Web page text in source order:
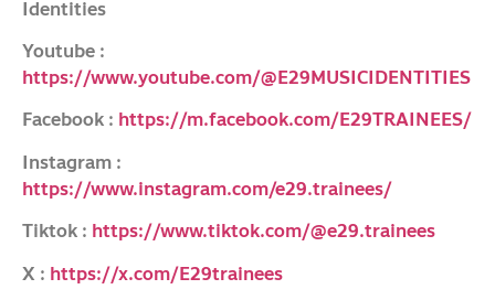
Identities
Youtube :
https://www.youtube.com/@E29MUSICIDENTITIES
Facebook : https://m.facebook.com/E29TRAINEES/
Instagram :
https://www.instagram.com/e29.trainees/
Tiktok : https://www.tiktok.com/@e29.trainees
X : https://x.com/E29trainees